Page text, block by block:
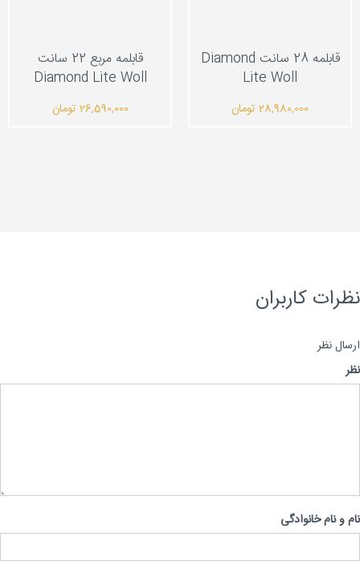
قابلمه مربع 22 سانت
Diamond Lite Woll
26,590,000تومان
قابلمه 28 سانت Diamond
Lite Woll
28,980,000تومان
کاربران
نظر
و نام خانوادگی